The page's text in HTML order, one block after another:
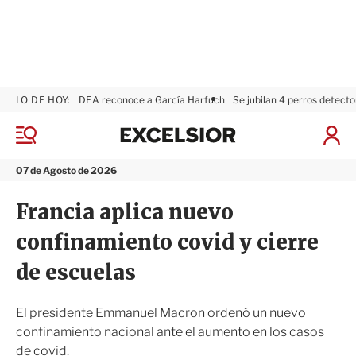
M
n
07 de Agosto de 2026
LO DE HOY: DEA reconoce a García Harfuch Se jubilan 4 perros
I
x
Francia aplica nuevo
confinamiento covid y cierre
de escuelas
El presidente Emmanuel Macron ordenó un nuevo
confinamiento nacional ante el aumento en los casos
de covid.